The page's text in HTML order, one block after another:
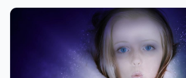
ールとして活用することが大切です。